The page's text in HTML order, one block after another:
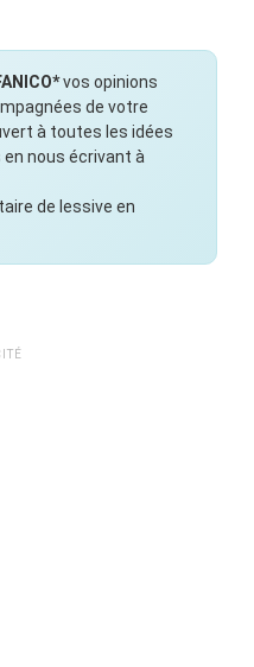
vos opinions
de votre
à toutes les idées
nous écrivant à
de lessive en